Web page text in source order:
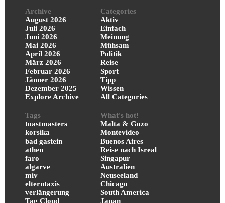
Archive
August 2026
Juli 2026
Juni 2026
Mai 2026
April 2026
März 2026
Februar 2026
Jänner 2026
Dezember 2025
Explore Archive
Categories
Aktiv
Einfach
Meinung
Mühsam
Politik
Reise
Sport
Tipp
Wissen
All Categories
Tags
toastmasters
korsika
bad gastein
athen
faro
algarve
miv
elterntaxis
verlängerung
Tag Cloud
What's hot!
Malta & Gozo
Montevideo
Buenos Aires
Reise nach Isreal
Singapur
Australien
Neuseeland
Chicago
South America
Japan